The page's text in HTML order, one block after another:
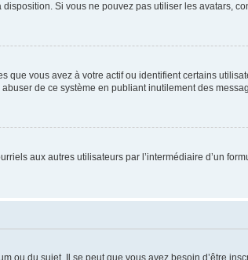
Si vous ne pouvez pas utiliser les avatars,
vous avez à votre actif ou identifient certains
de ce système en publiant inutilement des
aux autres utilisateurs par l’intermédiaire d’un
ou du sujet. Il se peut que vous ayez besoin d’être